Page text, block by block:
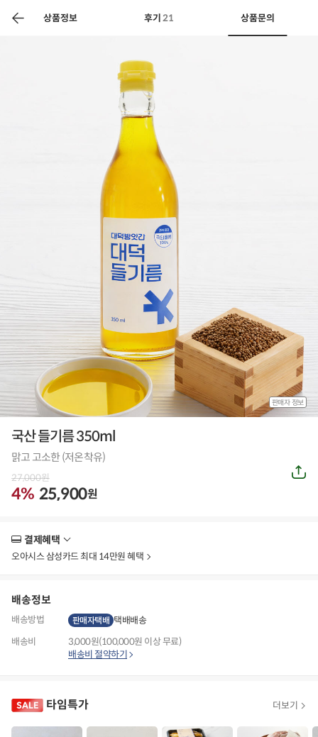
상품정보 후기 21 상품문의
찬들마루 주문/배송
국산 들기름 350ml
맑고 고소한 (저온착유)
판매자 정보
27,000원
4% 25,900원
공
유
결제혜택
보
오아시스 삼성카드 최대 14만원 혜택
배송정보
배송방법 판매자택배 택배배송
배송비
3,000원(100,000원 이상 무료)
배송비 절약하기
타임특가 더보기